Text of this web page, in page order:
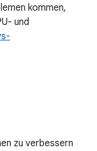
kommen,
und
zu verbessern